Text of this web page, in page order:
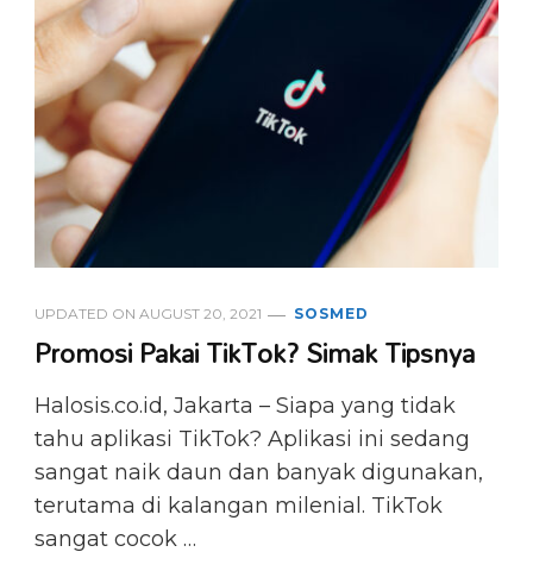
UPDATED ON AUGUST 20, 2021 SOSMED
Promosi Pakai TikTok? Simak Tipsnya
Halosis.co.id, Jakarta – Siapa yang tidak
tahu aplikasi TikTok? Aplikasi ini sedang
sangat naik daun dan banyak digunakan,
terutama di kalangan milenial. TikTok
sangat cocok …